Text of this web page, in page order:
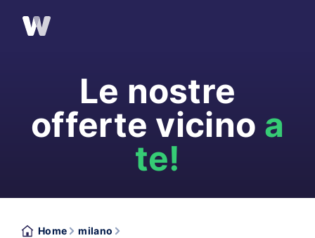
Le nostre
offerte vicino a
te!
Home
milano